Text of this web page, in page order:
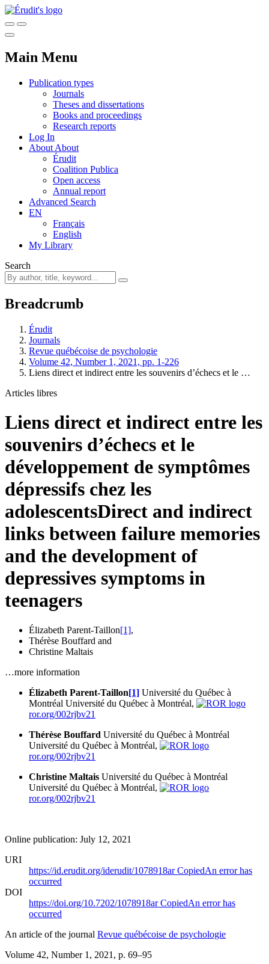
Main Menu
Publication types
Journals
Theses and dissertations
Books and proceedings
Research reports
Log In
About About
Érudit
Coalition Publica
Open access
Annual report
Advanced Search
EN
Français
English
My Library
Search
Breadcrumb
Érudit
Journals
Revue québécoise de psychologie
Volume 42, Number 1, 2021, pp. 1-226
Liens direct et indirect entre les souvenirs d’échecs et le …
Articles libres
Liens direct et indirect entre les
souvenirs d’échecs et le
développement de symptômes
dépressifs chez les
adolescentsDirect and indirect
links between failure memories
and the development of
depressives symptoms in
teenagers
Élizabeth Parent-Taillon[1],
Thérèse Bouffard and
Christine Maltais
…more information
Élizabeth Parent-Taillon[1] Université du Québec à
Montréal Université du Québec à Montréal,
ror.org/002rjbv21
Thérèse Bouffard Université du Québec à Montréal
Université du Québec à Montréal,
ror.org/002rjbv21
Christine Maltais Université du Québec à Montréal
Université du Québec à Montréal,
ror.org/002rjbv21
Online publication: July 12, 2021
URI
https://id.erudit.org/iderudit/1078918arCopiedAn error has
occurred
DOI
https://doi.org/10.7202/1078918arCopiedAn error has
occurred
An article of the journal Revue québécoise de psychologie
Volume 42, Number 1, 2021 , p. 69–95